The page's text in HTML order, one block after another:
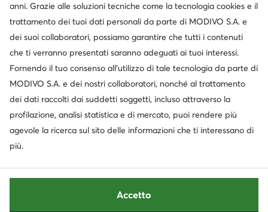
© escarpe.it 2026
Modifica impostazioni
Informativa sulla privacy
Protezione dei dati
anni. Grazie alle soluzioni tecniche come la tecnologia cookies e il
trattamento dei tuoi dati personali da parte di MODIVO S.A. e
dei suoi collaboratori, possiamo garantire che tutti i contenuti
che ti verranno presentati saranno adeguati ai tuoi interessi.
Fornendo il tuo consenso all’utilizzo di tale tecnologia da parte di
MODIVO S.A. e dei nostri collaboratori, nonché al trattamento
dei dati raccolti dai suddetti soggetti, incluso attraverso la
profilazione, analisi statistica e di mercato, puoi rendere più
agevole la ricerca sul sito delle informazioni che ti interessano di
più.
Accetto